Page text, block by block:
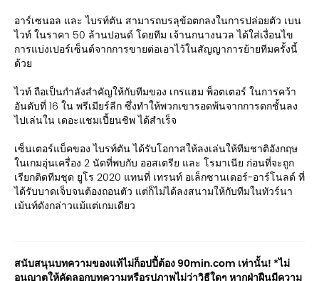
อาร์เซนอล และ ไบรท์ตัน สามารถบรลุข้อตกลงในการปล่อยตัว เบน
ไวท์ ในราคา 50 ล้านปอนด์ โดยทีม เจ้านกนางนวล ได้ใส่เงื่อนไข
การแบ่งเปอร์เซ็นต์จากการขายต่อเอาไว้ในสัญญาการย้ายทีมครั้งนี้
ด้วย
ไวท์ ถือเป็นกำลังสำคัญให้กับทีมของ เกรแฮม พ็อตเตอร์ ในการคว้า
อันดับที่ 16 ใน พรีเมียร์ลีก ซึ่งทำให้พวกเขารอดพ้นจากการตกชั้นลง
ไปเล่นใน เดอะแชมเปี้ยนชิพ ได้สำเร็จ
เซ็นเตอร์แบ็คของ ไบรท์ตัน ได้รับโอกาสให้ลงเล่นให้ทีมชาติอังกฤษ
ในเกมอุ่นเครื่อง 2 นัดที่พบกับ ออสเตรีย และ โรมาเนีย ก่อนที่จะถูก
เรียกติดทีมชุด ยูโร 2020 แทนที่ เทรนท์ อเล็กซานเดอร์-อาร์โนลด์ ที่
ได้รับบาดเจ็บจนต้องถอนตัว แต่ก็ไม่ได้ลงสนามให้กับทีมในทัวร์นา
เม้นท์ดังกล่าวแม้แต่เกมเดียว
สนับสนุนบทความของแท้ไม่ก็อปปี้ต้อง 90min.com เท่านั้น! *ไม่
อนุญาตให้คัดลอกบทความหรือรูปภาพไม่ว่าวิธีใดๆ หากฝ่าฝืนมีความ